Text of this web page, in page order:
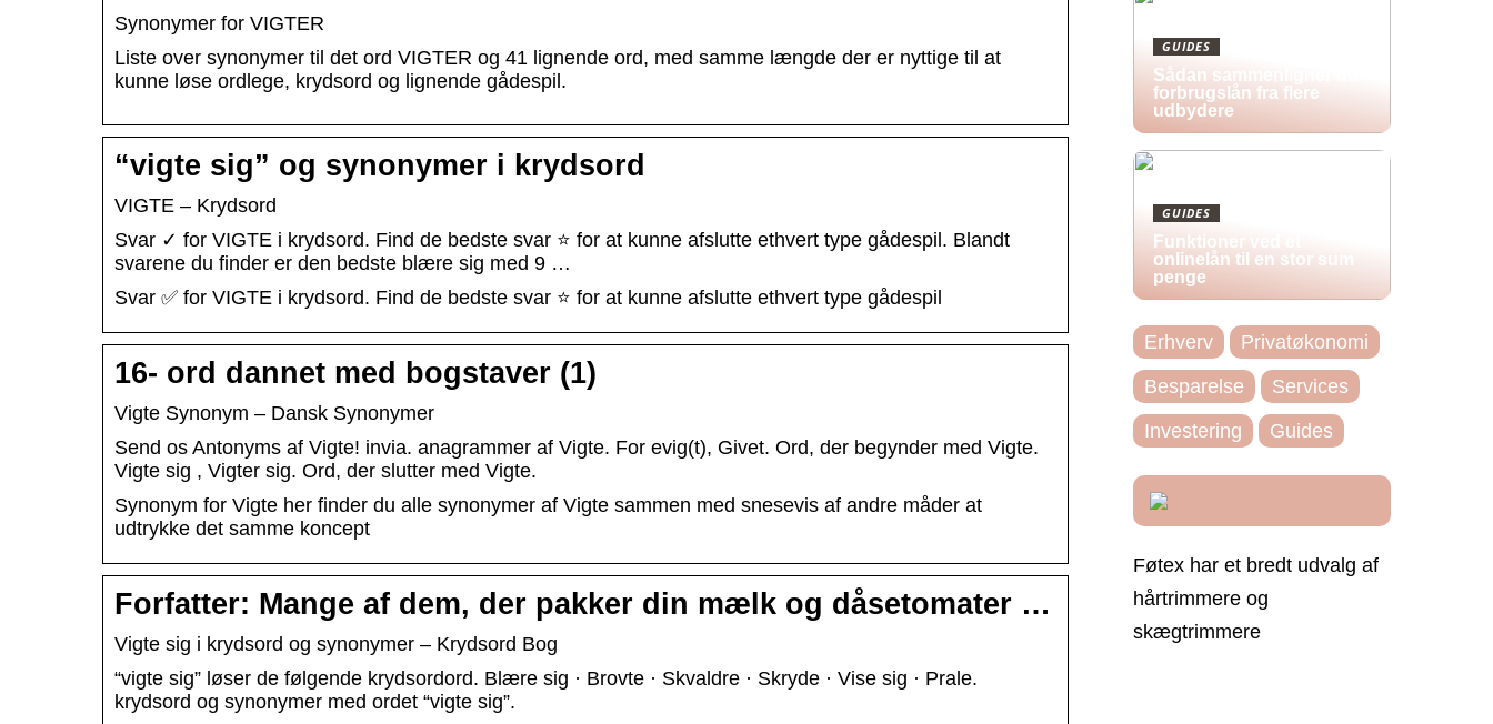
Synonymer for VIGTER
Liste over synonymer til det ord VIGTER og 41 lignende ord, med samme længde der er nyttige til at
kunne løse ordlege, krydsord og lignende gådespil.
“vigte sig” og synonymer i krydsord
VIGTE – Krydsord
Svar ✓ for VIGTE i krydsord. Find de bedste svar ⭐ for at kunne afslutte ethvert type gådespil. Blandt
svarene du finder er den bedste blære sig med 9 …
Svar ✅ for VIGTE i krydsord. Find de bedste svar ⭐ for at kunne afslutte ethvert type gådespil
16- ord dannet med bogstaver (1)
Vigte Synonym – Dansk Synonymer
Send os Antonyms af Vigte! invia. anagrammer af Vigte. For evig(t), Givet. Ord, der begynder med Vigte.
Vigte sig , Vigter sig. Ord, der slutter med Vigte.
Synonym for Vigte her finder du alle synonymer af Vigte sammen med snesevis af andre måder at
udtrykke det samme koncept
Forfatter: Mange af dem, der pakker din mælk og dåsetomater …
Vigte sig i krydsord og synonymer – Krydsord Bog
“vigte sig” løser de følgende krydsordord. Blære sig · Brovte · Skvaldre · Skryde · Vise sig · Prale.
krydsord og synonymer med ordet “vigte sig”.
GUIDES
Sådan sammenligner du
forbrugslån fra flere
udbydere
GUIDES
Funktioner ved et
onlinelån til en stor sum
penge
Erhverv
Privatøkonomi
Besparelse
Services
Investering
Guides
Føtex har et bredt udvalg af
hårtrimmere og
skægtrimmere